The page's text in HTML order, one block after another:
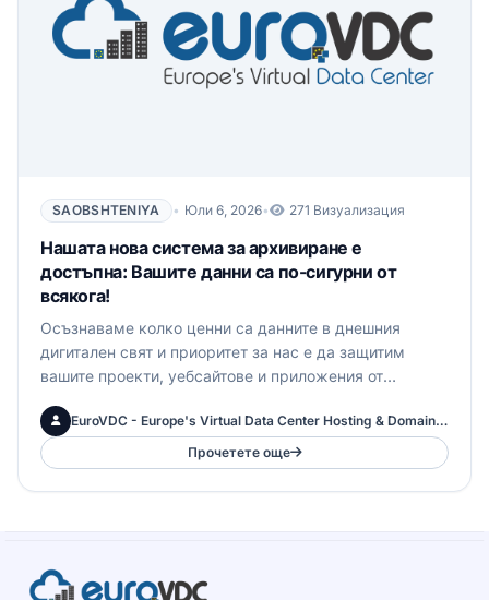
SAOBSHTENIYA • Юли 6, 2026• 271 Визуализация
Нашата нова система за архивиране е
достъпна: Вашите данни са по-сигурни от
всякога!
Осъзнаваме колко ценни са данните в днешния
дигитален свят и приоритет за нас е да защитим
вашите проекти, уебсайтове и приложения от
представяме нашата нова ...
EuroVDC - Europe's Virtual Data Center Hosting & Domains Inc.
Прочетете още